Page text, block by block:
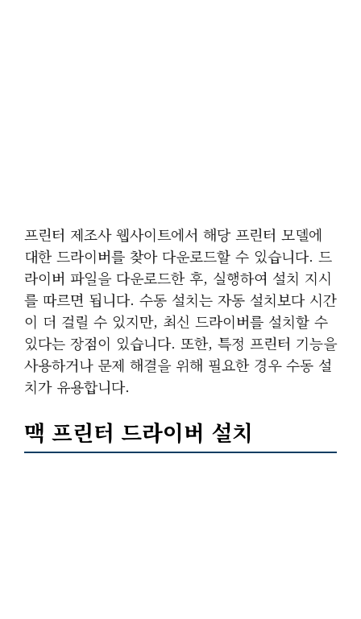
프린터 제조사 웹사이트에서 해당 프린터 모델에
대한 드라이버를 찾아 다운로드할 수 있습니다. 드
라이버 파일을 다운로드한 후, 실행하여 설치 지시
를 따르면 됩니다. 수동 설치는 자동 설치보다 시간
이 더 걸릴 수 있지만, 최신 드라이버를 설치할 수
있다는 장점이 있습니다. 또한, 특정 프린터 기능을
사용하거나 문제 해결을 위해 필요한 경우 수동 설
치가 유용합니다.
맥 프린터 드라이버 설치